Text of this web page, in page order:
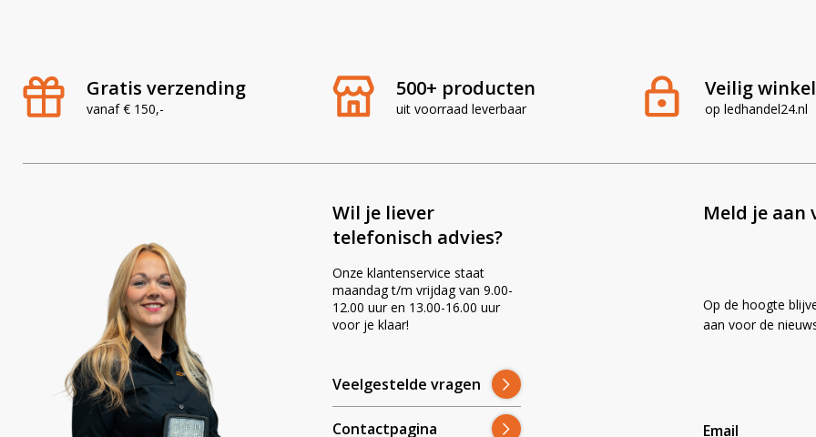
Gratis verzending
vanaf € 150,-
500+ producten
uit voorraad leverbaar
Veilig
op ledhandel24.nl
Wil je liever
telefonisch advies?
Onze klantenservice staat
maandag t/m vrijdag van 9.00-
12.00 uur en 13.00-16.00 uur
voor je klaar!
Veelgestelde vragen
Contactpagina
Meld je aan
Op de hoogte
aan voor de
Email